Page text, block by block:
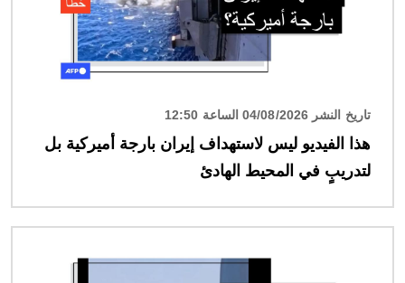
تاريخ النشر 04/08/2026 الساعة 12:50
هذا الفيديو ليس لاستهداف إيران بارجة أميركية بل
لتدريبٍ في المحيط الهادئ